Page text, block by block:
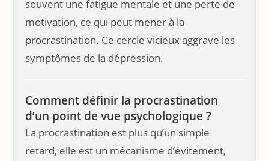
souvent une fatigue mentale et une perte de
motivation, ce qui peut mener à la
procrastination. Ce cercle vicieux aggrave les
symptômes de la dépression.
Comment définir la procrastination
d’un point de vue psychologique ?
La procrastination est plus qu’un simple
retard, elle est un mécanisme d’évitement,